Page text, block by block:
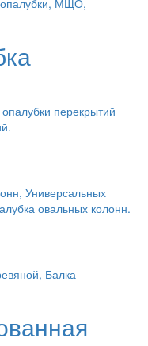
перекрытий
Универсальных
овальных колонн.
Балка